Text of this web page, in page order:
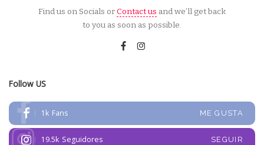
Find us on Socials orContact us and we’ll get back
to you as soon as possible.
Follow US
1k Fans ME GUSTA
19.5k Seguidores SEGUIR